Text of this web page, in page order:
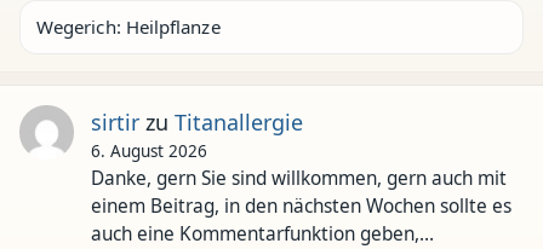
Wegerich: Heilpflanze
sirtirzu Titanallergie
6. August 2026
Danke, gern Sie sind willkommen, gern auch mit
einem Beitrag, in den nächsten Wochen sollte es
auch eine Kommentarfunktion geben,…